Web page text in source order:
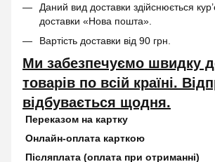
Даний вид доставки здійснюється
доставки «Нова пошта».
Вартість доставки від 90 грн.
Ми забезпечуємо швидку
товарів по всій країні.
відбувається щодня.
Переказом на картку
Онлайн-оплата карткою
Післяплата (оплата при отриманні)